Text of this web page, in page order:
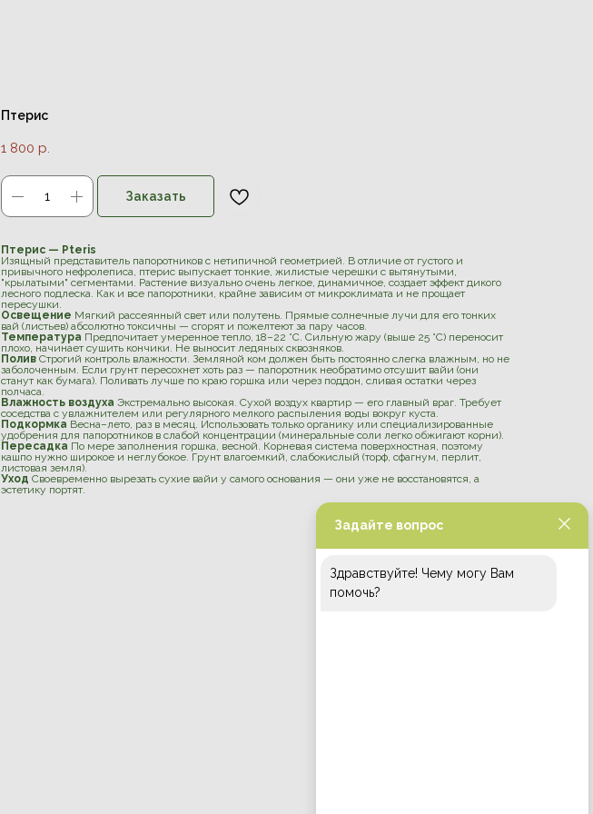
Птерис
1 800 р.
Заказать
Птерис — Pteris
Изящный представитель папоротников с нетипичной геометрией. В отличие от густого и
привычного нефролеписа, птерис выпускает тонкие, жилистые черешки с вытянутыми,
"крылатыми" сегментами. Растение визуально очень легкое, динамичное, создает эффект дикого
лесного подлеска. Как и все папоротники, крайне зависим от микроклимата и не прощает
пересушки.
Освещение Мягкий рассеянный свет или полутень. Прямые солнечные лучи для его тонких
вай (листьев) абсолютно токсичны — сгорят и пожелтеют за пару часов.
Температура Предпочитает умеренное тепло, 18–22 °C. Сильную жару (выше 25 °C) переносит
плохо, начинает сушить кончики. Не выносит ледяных сквозняков.
Полив Строгий контроль влажности. Земляной ком должен быть постоянно слегка влажным, но не
заболоченным. Если грунт пересохнет хоть раз — папоротник необратимо отсушит вайи (они
станут как бумага). Поливать лучше по краю горшка или через поддон, сливая остатки через
полчаса.
Влажность воздуха Экстремально высокая. Сухой воздух квартир — его главный враг. Требует
соседства с увлажнителем или регулярного мелкого распыления воды вокруг куста.
Подкормка Весна–лето, раз в месяц. Использовать только органику или специализированные
удобрения для папоротников в слабой концентрации (минеральные соли легко обжигают корни).
Пересадка По мере заполнения горшка, весной. Корневая система поверхностная, поэтому
кашпо нужно широкое и неглубокое. Грунт влагоемкий, слабокислый (торф, сфагнум, перлит,
листовая земля).
Уход Своевременно вырезать сухие вайи у самого основания — они уже не восстановятся, а
эстетику портят.
Задайте вопрос
Здравствуйте! Чему могу Вам
помочь?